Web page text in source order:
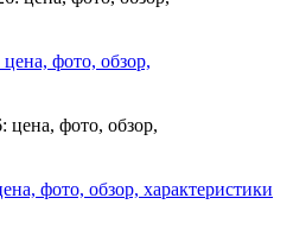
фото, обзор,
фото, обзор, характеристики